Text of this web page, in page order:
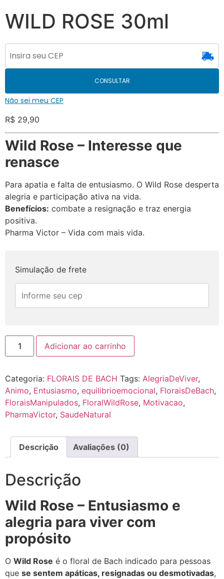
WILD ROSE 30ml
CONSULTAR
Não sei meu CEP
R$ 29,90
Wild Rose – Interesse que
renasce
Para apatia e falta de entusiasmo. O Wild Rose desperta
alegria e participação ativa na vida.
Benefícios: combate a resignação e traz energia
positiva.
Pharma Victor – Vida com mais vida.
Simulação de frete
Adicionar ao carrinho
Categoria: FLORAIS DE BACH Tags: AlegriaDeViver,
Animo, Entusiasmo, equilibrioemocional, FloraisDeBach,
FloraisManipulados, FloralWildRose, Motivacao,
PharmaVictor, SaudeNatural
Descrição Avaliações (0)
Descrição
Wild Rose – Entusiasmo e
alegria para viver com
propósito
O Wild Rose é o floral de Bach indicado para pessoas
que se sentem apáticas, resignadas ou desmotivadas,